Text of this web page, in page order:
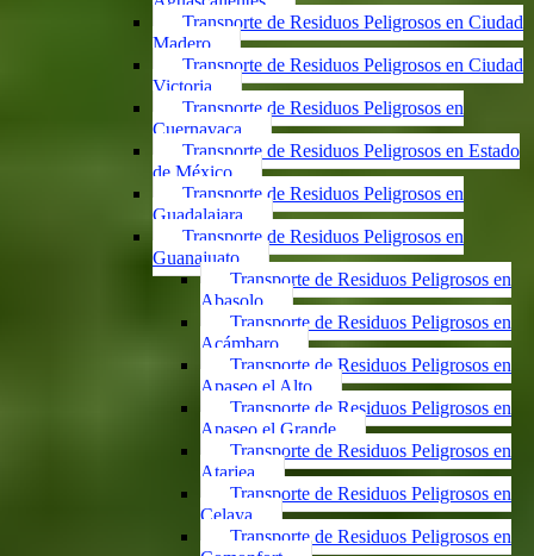
Transporte de Residuos Peligrosos en Ciudad
Madero
Transporte de Residuos Peligrosos en Ciudad
Victoria
Transporte de Residuos Peligrosos en
Cuernavaca
Transporte de Residuos Peligrosos en Estado
de México
Transporte de Residuos Peligrosos en
Guadalajara
Transporte de Residuos Peligrosos en
Guanajuato
Transporte de Residuos Peligrosos en
Abasolo
Transporte de Residuos Peligrosos en
Acámbaro
Transporte de Residuos Peligrosos en
Apaseo el Alto
Transporte de Residuos Peligrosos en
Apaseo el Grande
Transporte de Residuos Peligrosos en
Atarjea
Transporte de Residuos Peligrosos en
Celaya
Transporte de Residuos Peligrosos en